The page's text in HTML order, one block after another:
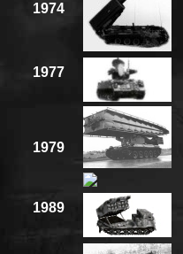
1974
1977
1979
1989